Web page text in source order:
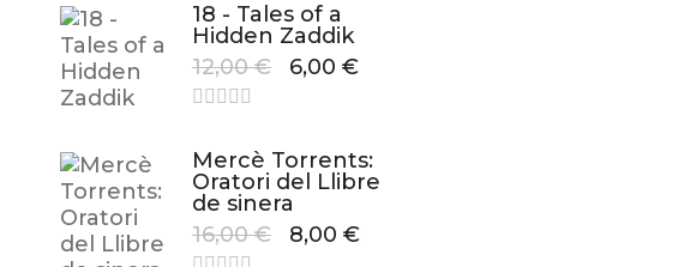
18 - Tales of a
Hidden Zaddik
12,00€ 6,00 €
Mercè Torrents:
Oratori del Llibre
de sinera
16,00€ 8,00 €